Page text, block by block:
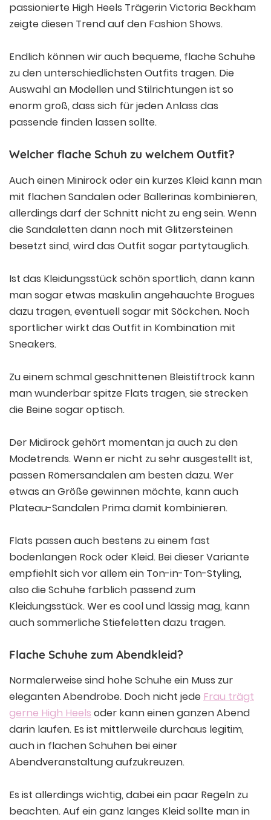
passionierte High Heels Trägerin Victoria Beckham
zeigte diesen Trend auf den Fashion Shows.
Endlich können wir auch bequeme, flache Schuhe
zu den unterschiedlichsten Outfits tragen. Die
Auswahl an Modellen und Stilrichtungen ist so
enorm groß, dass sich für jeden Anlass das
passende finden lassen sollte.
Welcher flache Schuh zu welchem Outfit?
Auch einen Minirock oder ein kurzes Kleid kann man
mit flachen Sandalen oder Ballerinas kombinieren,
allerdings darf der Schnitt nicht zu eng sein. Wenn
die Sandaletten dann noch mit Glitzersteinen
besetzt sind, wird das Outfit sogar partytauglich.
Ist das Kleidungsstück schön sportlich, dann kann
man sogar etwas maskulin angehauchte Brogues
dazu tragen, eventuell sogar mit Söckchen. Noch
sportlicher wirkt das Outfit in Kombination mit
Sneakers.
Zu einem schmal geschnittenen Bleistiftrock kann
man wunderbar spitze Flats tragen, sie strecken
die Beine sogar optisch.
Der Midirock gehört momentan ja auch zu den
Modetrends. Wenn er nicht zu sehr ausgestellt ist,
passen Römersandalen am besten dazu. Wer
etwas an Größe gewinnen möchte, kann auch
Plateau-Sandalen Prima damit kombinieren.
Flats passen auch bestens zu einem fast
bodenlangen Rock oder Kleid. Bei dieser Variante
empfiehlt sich vor allem ein Ton-in-Ton-Styling,
also die Schuhe farblich passend zum
Kleidungsstück. Wer es cool und lässig mag, kann
auch sommerliche Stiefeletten dazu tragen.
Flache Schuhe zum Abendkleid?
Normalerweise sind hohe Schuhe ein Muss zur
eleganten Abendrobe. Doch nicht jede Frau trägt
gerne High Heels oder kann einen ganzen Abend
darin laufen. Es ist mittlerweile durchaus legitim,
auch in flachen Schuhen bei einer
Abendveranstaltung aufzukreuzen.
Es ist allerdings wichtig, dabei ein paar Regeln zu
beachten. Auf ein ganz langes Kleid sollte man in